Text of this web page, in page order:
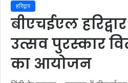
हरिद्वार
बीएचईएल
उत्सव पुरस्कार
का आयोजन